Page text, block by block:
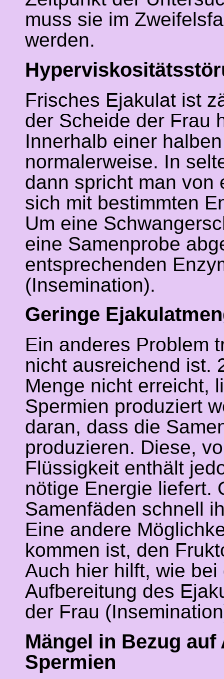
muss sie im
werden.
Frisches Ejakulat ist
der Scheide der Frau
Innerhalb einer
normalerweise. In
dann spricht man von
sich mit bestimmten
Um eine
eine Samenprobe
entsprechenden
(Insemination).
Geringe
Ein anderes Problem
nicht ausreichend ist.
Menge nicht erreicht,
Spermien produziert
daran, dass die
produzieren. Diese,
Flüssigkeit enthält
nötige Energie liefert.
Samenfäden schnell
Eine andere
kommen ist, den
Auch hier hilft, wie
Aufbereitung des
der Frau
Mängel in Bezug
Spermien